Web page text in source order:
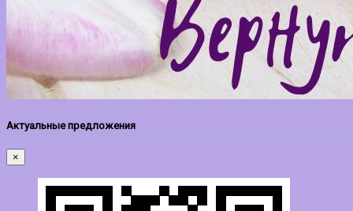
Актуальные предложения
×